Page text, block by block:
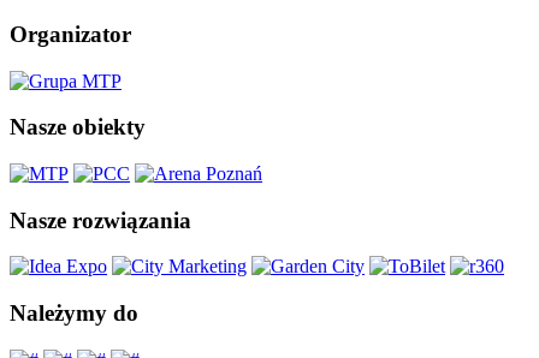
Organizator
Nasze obiekty
Nasze rozwiązania
Należymy do